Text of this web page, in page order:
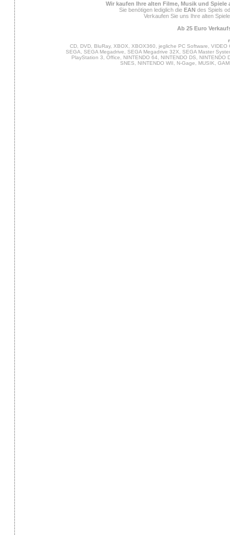
Wir kaufen Ihre alten Filme, Musik und Spiele
Sie benötigen lediglich die EAN des Spiels
Verkaufen Sie uns Ihre alten
Ab 25 Euro
CD, DVD, BluRay, XBOX, XBOX360, jegliche PC Software,
SEGA, SEGA Megadrive, SEGA Megadrive 32X, SEGA Master
PlayStation 3, Office, NINTENDO 64, NINTENDO DS,
SNES, NINTENDO WII, N-Gage, MUSIK,